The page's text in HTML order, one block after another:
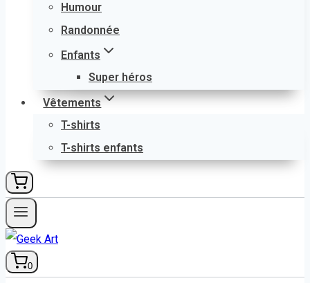
Humour
Randonnée
Enfants
Super héros
Vêtements
T-shirts
T-shirts enfants
0